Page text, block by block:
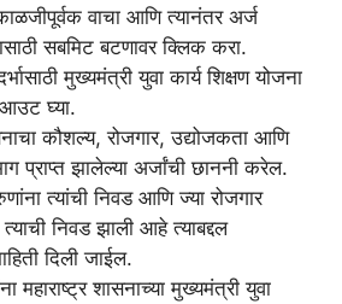
वाचा आणि त्यानंतर अर्ज
सबमिट बटणावर क्लिक करा.
मुख्यमंत्री युवा कार्य शिक्षण योजना
आउट घ्या.
कौशल्य, रोजगार, उद्योजकता आणि
प्राप्त झालेल्या अर्जांची छाननी करेल.
त्यांची निवड आणि ज्या रोजगार
त्याची निवड झाली आहे त्याबद्दल
दिली जाईल.
महाराष्ट्र शासनाच्या मुख्यमंत्री युवा